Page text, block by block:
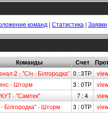
команд | Статистика | Заявки
Команды Счет
2 - "Сiч - Білгородка" 0 : 3ТР
- Шторм 3 : 0ТР
- "Самтек" 7 : 4
Білгородка" - Шторм 3 : 0ТР